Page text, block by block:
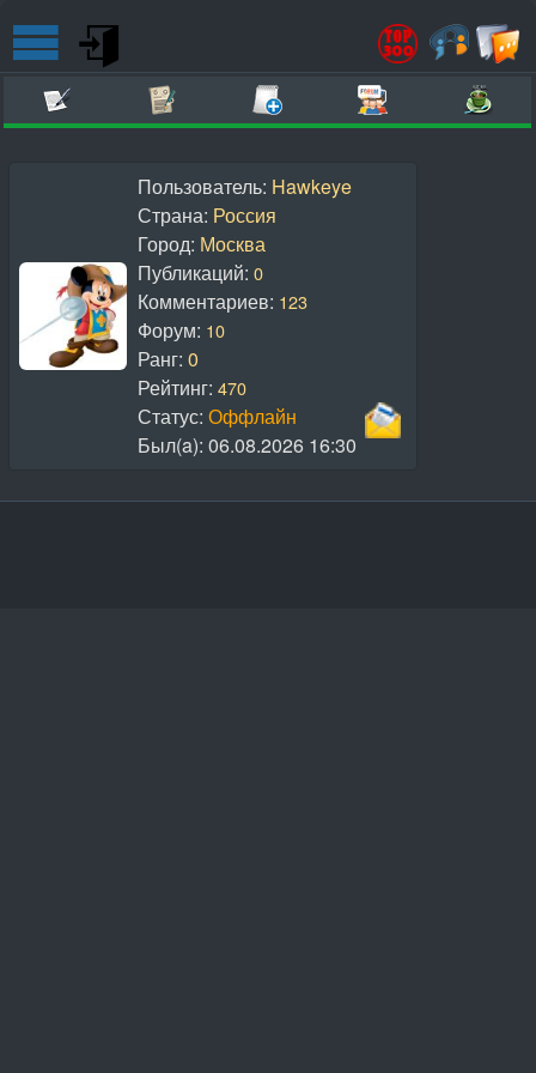
Пользователь: Hawkeye
Страна: Россия
Город: Москва
Публикаций: 0
Комментариев: 123
Форум: 10
Ранг: 0
Рейтинг: 470
Статус: Оффлайн
Был(a): 06.08.2026 16:30